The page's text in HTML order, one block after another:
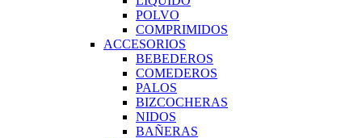
POLVO
COMPRIMIDOS
ACCESORIOS
BEBEDEROS
COMEDEROS
PALOS
BIZCOCHERAS
NIDOS
BAÑERAS